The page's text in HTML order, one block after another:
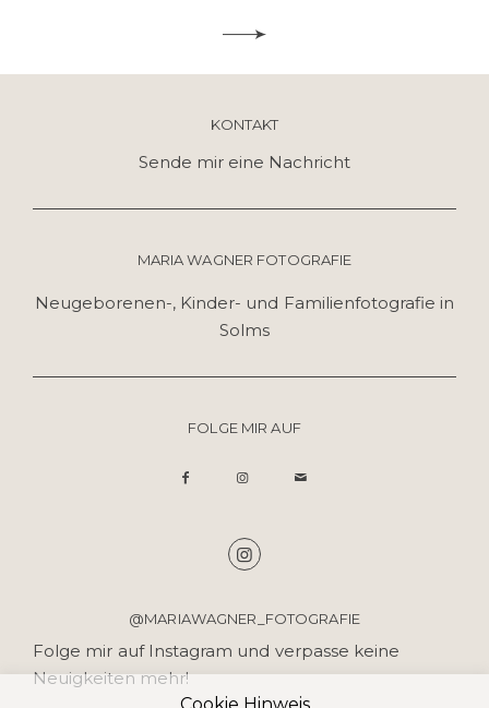
KONTAKT
Sende mir eine Nachricht
MARIA WAGNER FOTOGRAFIE
Neugeborenen-, Kinder- und Familienfotografie in
Solms
FOLGE MIR AUF
@MARIAWAGNER_FOTOGRAFIE
Folge mir auf Instagram und verpasse keine
Neuigkeiten mehr!